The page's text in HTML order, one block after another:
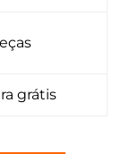
grátis